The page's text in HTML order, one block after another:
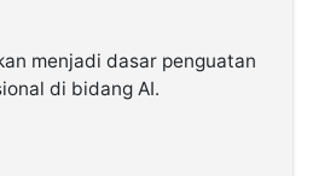
menjadi dasar penguatan
di bidang AI.